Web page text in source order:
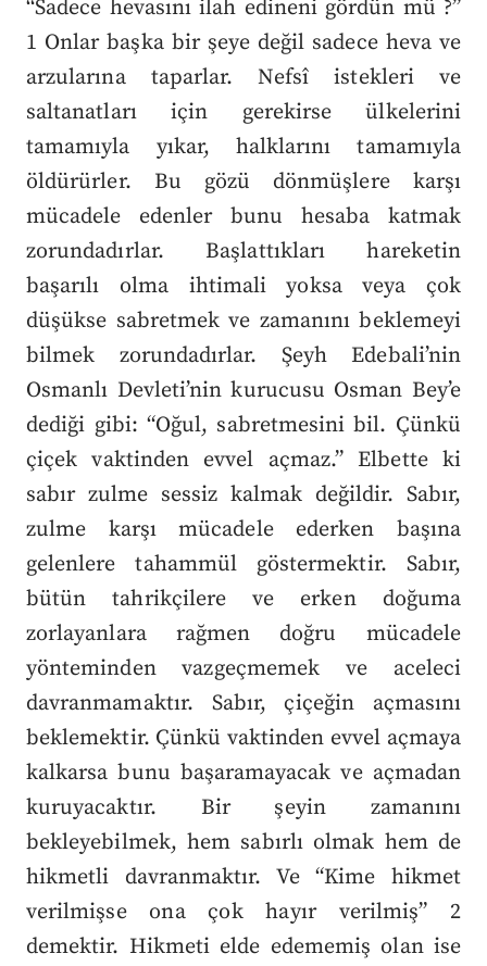
“Sadece hevasını ilah edineni gördün mü ?”
1 Onlar başka bir şeye değil sadece heva ve
arzularına taparlar. Nefsî istekleri ve
saltanatları için gerekirse ülkelerini
tamamıyla yıkar, halklarını tamamıyla
öldürürler. Bu gözü dönmüşlere karşı
mücadele edenler bunu hesaba katmak
zorundadırlar. Başlattıkları hareketin
başarılı olma ihtimali yoksa veya çok
düşükse sabretmek ve zamanını beklemeyi
bilmek zorundadırlar. Şeyh Edebali’nin
Osmanlı Devleti’nin kurucusu Osman Bey’e
dediği gibi: “Oğul, sabretmesini bil. Çünkü
çiçek vaktinden evvel açmaz.” Elbette ki
sabır zulme sessiz kalmak değildir. Sabır,
zulme karşı mücadele ederken başına
gelenlere tahammül göstermektir. Sabır,
bütün tahrikçilere ve erken doğuma
zorlayanlara rağmen doğru mücadele
yönteminden vazgeçmemek ve aceleci
davranmamaktır. Sabır, çiçeğin açmasını
beklemektir. Çünkü vaktinden evvel açmaya
kalkarsa bunu başaramayacak ve açmadan
kuruyacaktır. Bir şeyin zamanını
bekleyebilmek, hem sabırlı olmak hem de
hikmetli davranmaktır. Ve “Kime hikmet
verilmişse ona çok hayır verilmiş” 2
demektir. Hikmeti elde edememiş olan ise